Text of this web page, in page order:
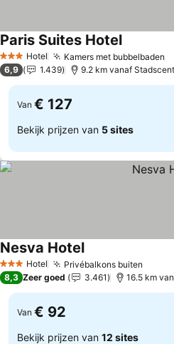
3 SterrenHotel Kamers met bubbelbaden
Paris Suites HotelPrijzen
6,9 1.439 9.2 km vanaf
Van € 127
Bekijk prijzen van 5 sites
3 SterrenHotel Privébalkons buiten
Nesva HotelPrijzen bekijken
8,3 Zeer goed 3.461 16.5 km
Van € 92
Bekijk prijzen van 12 sites